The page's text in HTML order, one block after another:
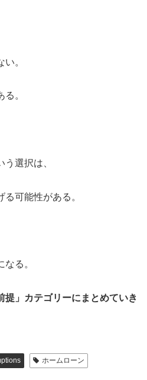
。
。
選択は、
可能性がある。
る。
提」カテゴリーにまとめていき
ホームローン